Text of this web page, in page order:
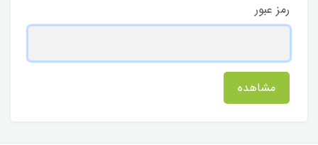
رمز عبور
مشاهده